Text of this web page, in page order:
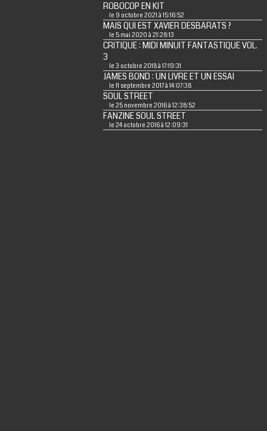
ROBOCOP EN KIT
le 9 octobre 2021 à 15:16:52
MAIS QUI EST XAVIER DESBARATS ?
le 5 mai 2020 à 21:28:13
CRITIQUE : MIDI MINUIT FANTASTIQUE VOL.
3
le 3 octobre 2018 à 17:19:31
JAMES BOND : UN LIVRE ET UN ESSAI
le 11 septembre 2017 à 14:07:38
SOUL STREET
le 25 novembre 2016 à 12:38:52
FANZINE SOUL STREET
le 24 octobre 2016 à 12:09:31